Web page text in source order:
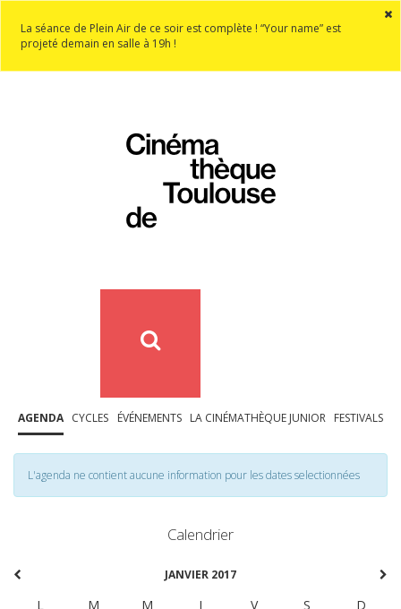
La séance de Plein Air de ce soir est complète ! “Your name” est
projeté demain en salle à 19h !
AGENDA CYCLES ÉVÉNEMENTS LA CINÉMATHÈQUE JUNIOR FESTIVALS
L'agenda ne contient aucune information pour les dates selectionnées
Calendrier
JANVIER 2017
L M M J V S
D